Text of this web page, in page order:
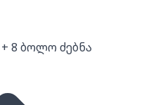
+ 8 ბოლო ძებნა